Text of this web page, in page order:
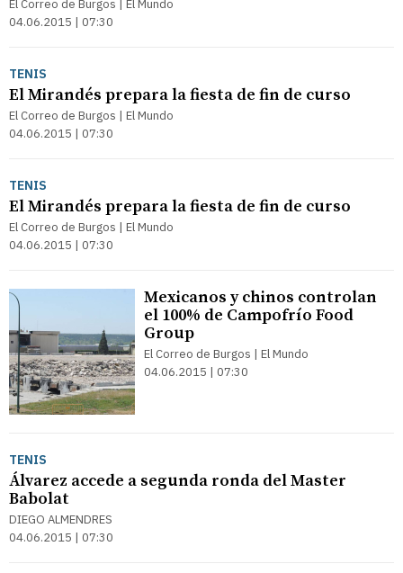
El Correo de Burgos | El Mundo
04.06.2015 | 07:30
TENIS
El Mirandés prepara la fiesta de fin de curso
El Correo de Burgos | El Mundo
04.06.2015 | 07:30
TENIS
El Mirandés prepara la fiesta de fin de curso
El Correo de Burgos | El Mundo
04.06.2015 | 07:30
Mexicanos y chinos controlan
el 100% de Campofrío Food
Group
El Correo de Burgos | El Mundo
04.06.2015 | 07:30
TENIS
Álvarez accede a segunda ronda del Master
Babolat
DIEGO ALMENDRES
04.06.2015 | 07:30